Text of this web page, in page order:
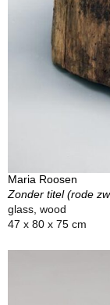
Maria Roosen
Zonder titel (rode
glass, wood
47 x 80 x 75 cm